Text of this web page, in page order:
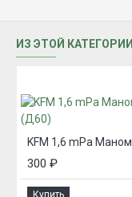
ИЗ ЭТОЙ КАТЕГОРИИ
300 ₽
Купить